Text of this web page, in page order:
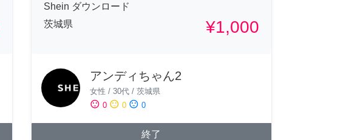
Shein ダウンロード
茨城県
¥1,000
アンディちゃん2
女性 / 30代/ 茨城県
sentiment_satisfied 0 sentiment_neutral 0 sentiment_dissatisfied 0
終了